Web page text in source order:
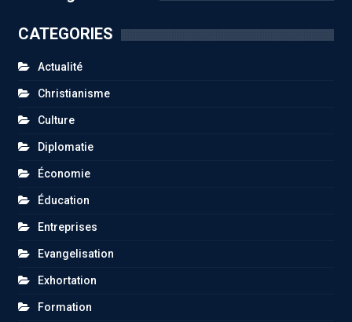
CATEGORIES
Actualité
Christianisme
Culture
Diplomatie
Économie
Éducation
Entreprises
Evangelisation
Exhortation
Formation